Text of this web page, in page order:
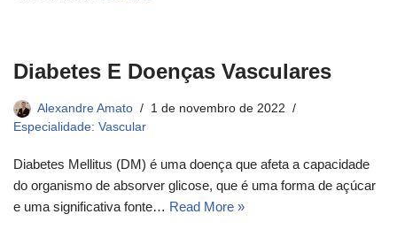
Diabetes E Doenças Vasculares
Alexandre Amato
1 de novembro de 2022
Especialidade: Vascular
Diabetes Mellitus (DM) é uma doença que afeta a capacidade
do organismo de absorver glicose, que é uma forma de açúcar
e uma significativa fonte… Read More »